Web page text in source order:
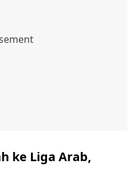
ke Liga Arab,